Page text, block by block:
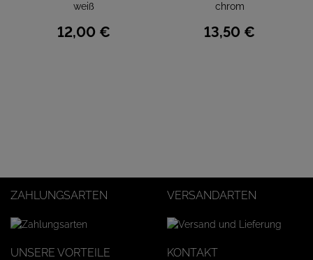
weiß
12,00 €
chrom
13,50 €
ZAHLUNGSARTEN VERSANDARTEN
UNSERE VORTEILE KONTAKT